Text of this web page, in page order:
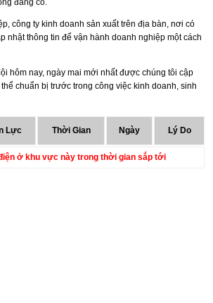
đáng có.
công ty kinh doanh sản xuất trên địa bàn, nơi có
nhật thông tin để vận hành doanh nghiệp một cách
hôm nay, ngày mai mới nhất được chúng tôi cập
chuẩn bị trước trong công việc kinh doanh, sinh
Lực Thời Gian Ngày Lý Do
ở khu vực này trong thời gian sắp tới